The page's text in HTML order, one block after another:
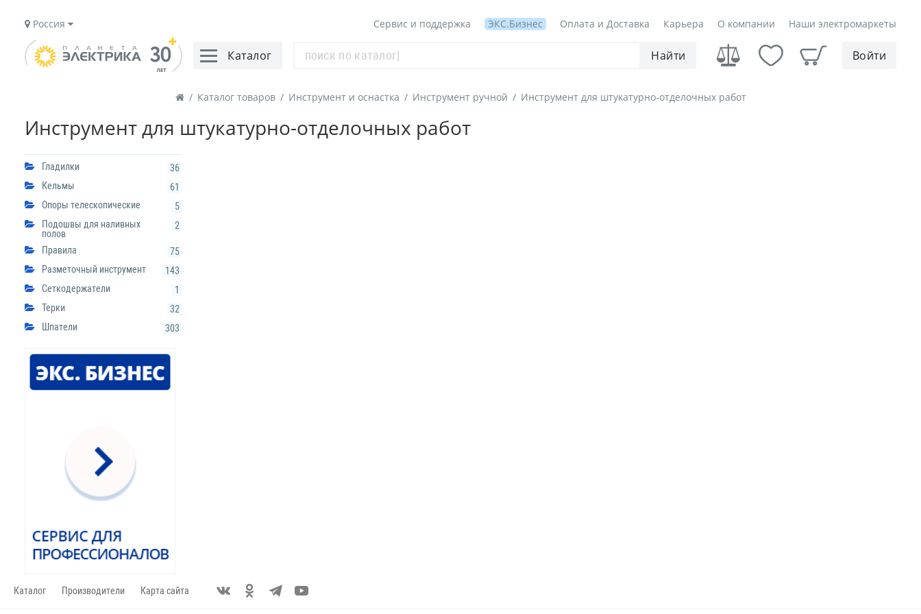
Россия Сервис и поддержка ЭКС.Бизнес Оплата и Доставка Карьера О компании Наши электромаркеты
Каталог Найти Войти
/ Каталог товаров / Инструмент и оснастка / Инструмент ручной / Инструмент для штукатурно-отделочных работ
Инструмент для штукатурно-отделочных работ
Гладилки
36
Кельмы
61
Опоры телескопические
5
Подошвы для наливных
полов
2
Правила
75
Разметочный инструмент
143
Сеткодержатели
1
Терки
32
Шпатели
303
Каталог Производители Карта сайта